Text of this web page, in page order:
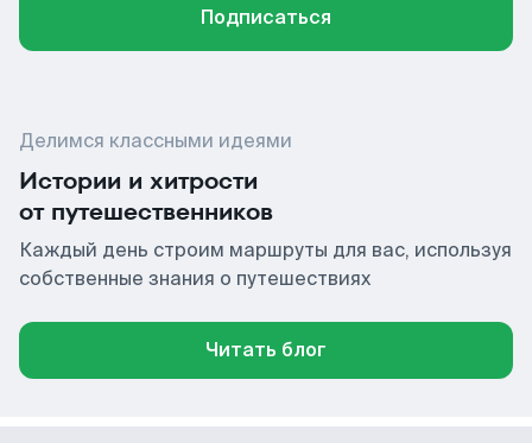
Подписаться
Делимся классными идеями
Истории и хитрости
от путешественников
Каждый день строим маршруты для вас, используя
собственные знания о путешествиях
Читать блог